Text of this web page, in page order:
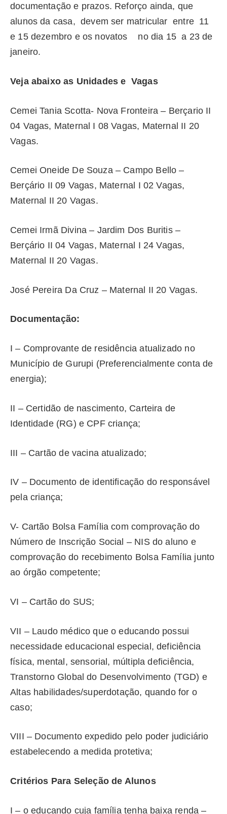
documentação e prazos. Reforço ainda, que
alunos da casa, devem ser matricular entre 11
e 15 dezembro e os novatos no dia 15 a 23 de
janeiro.
Veja abaixo as Unidades e Vagas
Cemei Tania Scotta- Nova Fronteira – Berçario II
04 Vagas, Maternal I 08 Vagas, Maternal II 20
Vagas.
Cemei Oneide De Souza – Campo Bello –
Berçário II 09 Vagas, Maternal I 02 Vagas,
Maternal II 20 Vagas.
Cemei Irmã Divina – Jardim Dos Buritis –
Berçário II 04 Vagas, Maternal I 24 Vagas,
Maternal II 20 Vagas.
José Pereira Da Cruz – Maternal II 20 Vagas.
Documentação:
I – Comprovante de residência atualizado no
Município de Gurupi (Preferencialmente conta de
energia);
II – Certidão de nascimento, Carteira de
Identidade (RG) e CPF criança;
III – Cartão de vacina atualizado;
IV – Documento de identificação do responsável
pela criança;
V- Cartão Bolsa Família com comprovação do
Número de Inscrição Social – NIS do aluno e
comprovação do recebimento Bolsa Família junto
ao órgão competente;
VI – Cartão do SUS;
VII – Laudo médico que o educando possui
necessidade educacional especial, deficiência
física, mental, sensorial, múltipla deficiência,
Transtorno Global do Desenvolvimento (TGD) e
Altas habilidades/superdotação, quando for o
caso;
VIII – Documento expedido pelo poder judiciário
estabelecendo a medida protetiva;
Critérios Para Seleção de Alunos
I – o educando cuja família tenha baixa renda –